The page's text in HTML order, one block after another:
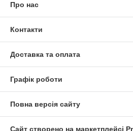
Про нас
Контакти
Доставка та оплата
Графік роботи
Повна версія сайту
Сайт створено на маркетплейсі